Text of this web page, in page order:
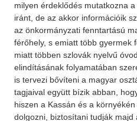
milyen érdeklődés mutatkozna
iránt, de az akkor információik
az önkormányzati fenntartású
férőhely, s emiatt több gyermek
miatt többen szlovák nyelvű
elindításának folyamatában
is tervezi bővíteni a magyar
tagjaival együtt bízik abban,
hiszen a Kassán és a
dolgozni, biztosítani tudják